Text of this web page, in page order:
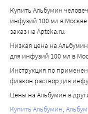
Применение и
При помутнении
флакона или при
применять нельзя.
введения перед
проверяться на
изменение цвета,
контейнера
Купить Альбумин
инфузий 100 мл в
заказ на Apteka.ru.
Низкая цена на
для инфузий 100 мл в
Инструкция по
флакон раствор для
Цены на Альбумин в
Купить Альбумин